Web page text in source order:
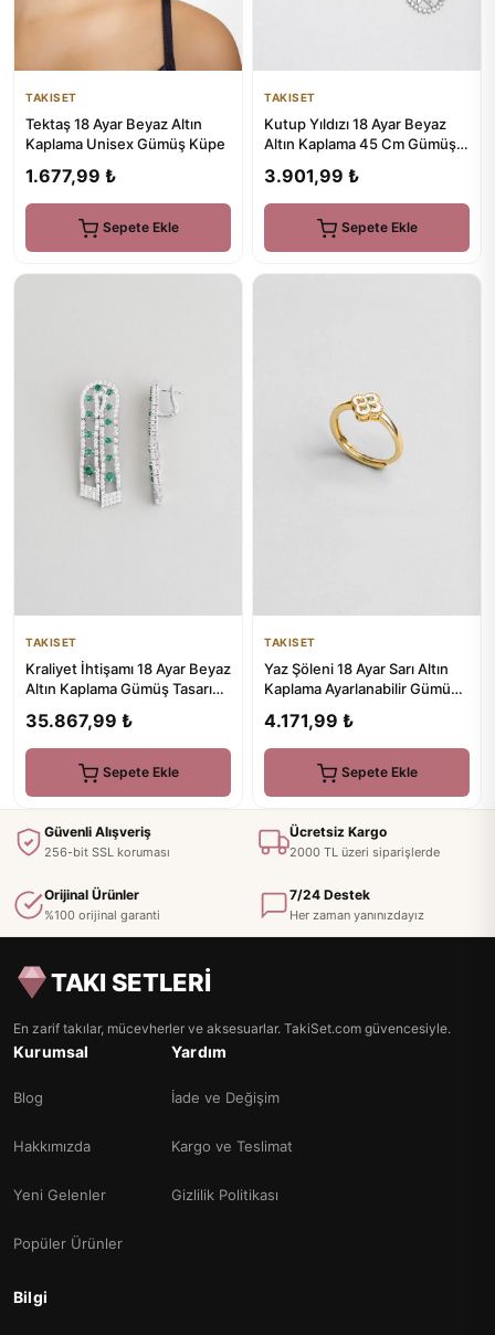
TAKISET
Tektaş 18 Ayar Beyaz Altın
Kaplama Unisex Gümüş Küpe
1.677,99 ₺
Sepete Ekle
TAKISET
Kutup Yıldızı 18 Ayar Beyaz
Altın Kaplama 45 Cm Gümüş
3.901,99 ₺
Sepete Ekle
TAKISET
Kraliyet İhtişamı 18 Ayar Beyaz
Altın Kaplama Gümüş Tasarım
35.867,99 ₺
Sepete Ekle
TAKISET
Yaz Şöleni 18 Ayar Sarı Altın
Kaplama Ayarlanabilir Gümüş
4.171,99 ₺
Sepete Ekle
Güvenli Alışveriş
256-bit SSL koruması
Ücretsiz Kargo
2000 TL üzeri siparişlerde
Orijinal Ürünler
%100 orijinal garanti
7/24 Destek
Her zaman yanınızdayız
TAKI SETLERİ
En zarif takılar, mücevherler ve aksesuarlar. TakiSet.com güvencesiyle.
Kurumsal
Blog
Hakkımızda
Yeni Gelenler
Popüler Ürünler
Yardım
İade ve Değişim
Kargo ve Teslimat
Gizlilik Politikası
Bilgi